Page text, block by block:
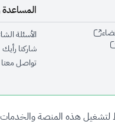
لتشغيل هذه المنصة
الأسئلة
شاركنا رأيك
تواصل معنا